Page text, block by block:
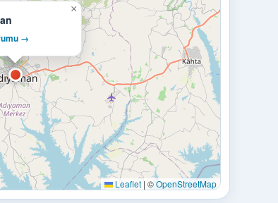
→
×
Leaflet | ©OpenStreetMap